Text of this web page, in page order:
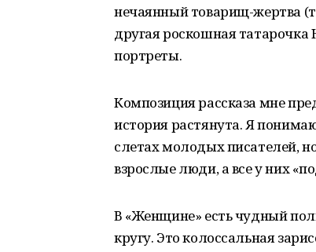
нечаянный товарищ-жертва
другая роскошная
портреты.
Композиция рассказа мне
история растянута. Я
слетах молодых писателей,
взрослые люди, а все у них
В «Женщине» есть чудный
кругу. Это колоссальная